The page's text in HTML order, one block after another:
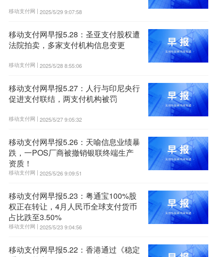
移动支付网 | 2025/5/29 9:07:58
移动支付网早报5.28：圣亚支付股权遭
法院拍卖，多家支付机构信息变更
移动支付网 | 2025/5/28 8:55:06
移动支付网早报5.27：人行与印尼央行
促进支付联结，两支付机构被罚
移动支付网 | 2025/5/27 9:05:32
移动支付网早报5.26：天喻信息业绩暴
跌，一POS厂商被撤销银联终端生产
资质！
移动支付网 | 2025/5/26 9:09:51
移动支付网早报5.23：粤通宝100%股
权正在转让，4月人民币全球支付货币
占比跌至3.50%
移动支付网 | 2025/5/23 9:04:56
移动支付网早报5.22：香港通过《稳定